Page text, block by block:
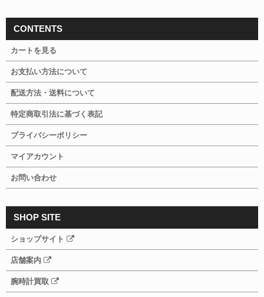
CONTENTS
カートを見る
お支払い方法について
配送方法・送料について
特定商取引法に基づく表記
プライバシーポリシー
マイアカウント
お問い合わせ
SHOP SITE
ショップサイト
店舗案内
腕時計買取